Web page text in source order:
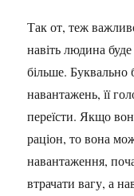
Так от, теж
навіть людина буде
більше. Буквально
навантажень, її
переїсти. Якщо
раціон, то вона
навантаження,
втрачати вагу, а